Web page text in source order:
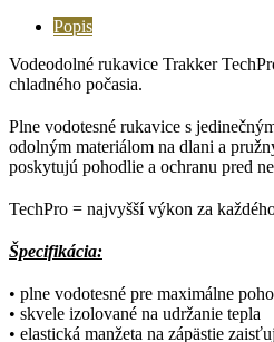
Popis
Vodeodolné rukavice Trakker
chladného počasia.
Plne vodotesné rukavice s
odolným materiálom na dlani a
poskytujú pohodlie a ochranu pred
TechPro = najvyšší výkon za
Špecifikácia:
• plne vodotesné pre maximálne
• skvele izolované na udržanie tepla
• elastická manžeta na zápästie